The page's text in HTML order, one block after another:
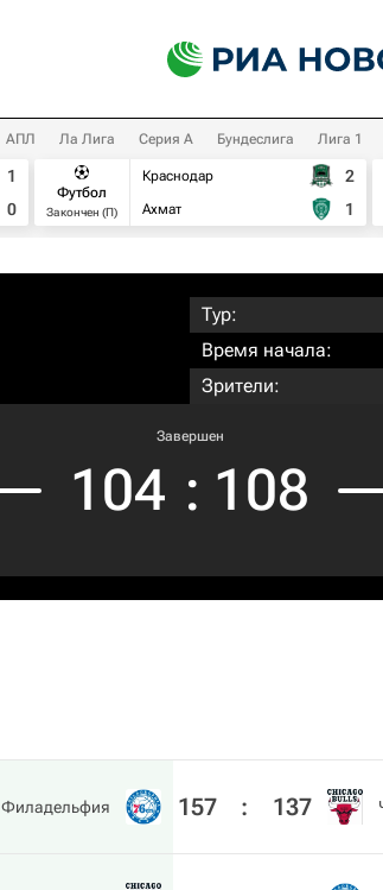
АПЛ Ла Лига Серия А Бундеслига Лига 1
1
0
Футбол
Закончен (П)
Краснодар
Ахмат
2
1
Тур:
Время начала:
Зрители:
Завершен
104 : 108
Филадельфия 157 : 137